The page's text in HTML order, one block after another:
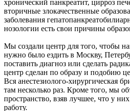
хронический панкреатит, цирроз
вторичные злокачественные
заболевания
нозологии есть свои причины
Мы создали центр для того, чтобы
нужно было ездить в Москву,
поставить диагноз или сделать
центр сделан по образу и подобию
Вся анестезиолого-хирургическая
там несколько раз. Кроме того, мы
пространство, взяв лучшее, что у
работу.